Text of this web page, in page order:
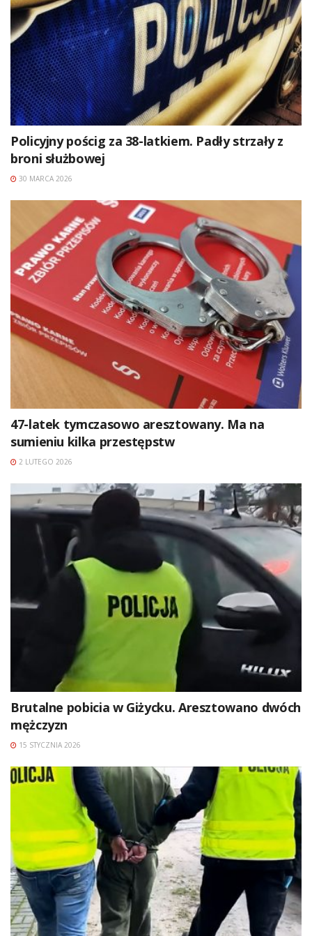
Policyjny pościg za 38-latkiem. Padły strzały z
broni służbowej
30 MARCA 2026
47-latek tymczasowo aresztowany. Ma na
sumieniu kilka przestępstw
2 LUTEGO 2026
Brutalne pobicia w Giżycku. Aresztowano dwóch
mężczyzn
15 STYCZNIA 2026